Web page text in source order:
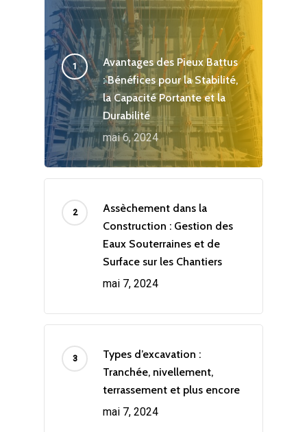
Avantages des Pieux Battus
: Bénéfices pour la Stabilité,
la Capacité Portante et la
Durabilité
mai 6, 2024
Assèchement dans la
Construction : Gestion des
Eaux Souterraines et de
Surface sur les Chantiers
mai 7, 2024
Types d’excavation :
Tranchée, nivellement,
terrassement et plus encore
mai 7, 2024